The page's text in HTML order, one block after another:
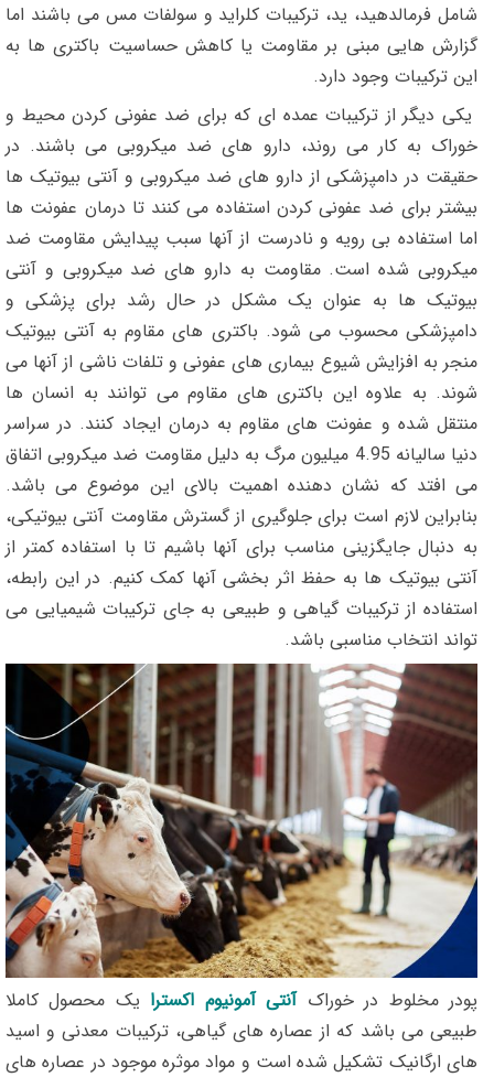
شامل فرمالدهید، ید، ترکیبات کلراید و سولفات مس می باشند اما
گزارش هایی مبنی بر مقاومت یا کاهش حساسیت باکتری ها به
این ترکیبات وجود دارد.
یکی دیگر از ترکیبات عمده ای که برای ضد عفونی کردن محیط و
خوراک به کار می روند، دارو های ضد میکروبی می باشند. در
حقیقت در دامپزشکی از دارو های ضد میکروبی و آنتی بیوتیک ها
بیشتر برای ضد عفونی کردن استفاده می کنند تا درمان عفونت ها
اما استفاده بی رویه و نادرست از آنها سبب پیدایش مقاومت ضد
میکروبی شده است. مقاومت به دارو های ضد میکروبی و آنتی
بیوتیک ها به عنوان یک مشکل در حال رشد برای پزشکی و
دامپزشکی محسوب می شود. باکتری های مقاوم به آنتی بیوتیک
منجر به افزایش شیوع بیماری های عفونی و تلفات ناشی از آنها می
شوند. به علاوه این باکتری های مقاوم می توانند به انسان ها
منتقل شده و عفونت های مقاوم به درمان ایجاد کنند. در سراسر
دنیا سالیانه 4.95 میلیون مرگ به دلیل مقاومت ضد میکروبی اتفاق
می افتد که نشان دهنده اهمیت بالای این موضوع می باشد.
بنابراین لازم است برای جلوگیری از گسترش مقاومت آنتی بیوتیکی،
به دنبال جایگزینی مناسب برای آنها باشیم تا با استفاده کمتر از
آنتی بیوتیک ها به حفظ اثر بخشی آنها کمک کنیم. در این رابطه،
استفاده از ترکیبات گیاهی و طبیعی به جای ترکیبات شیمیایی می
تواند انتخاب مناسبی باشد.
پودر مخلوط در خوراک آنتی آمونیوم اکسترایک محصول کاملا
طبیعی می باشد که از عصاره های گیاهی، ترکیبات معدنی و اسید
های ارگانیک تشکیل شده است و مواد موثره موجود در عصاره های